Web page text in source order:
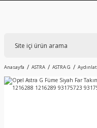
Anasayfa ASTRA ASTRA G